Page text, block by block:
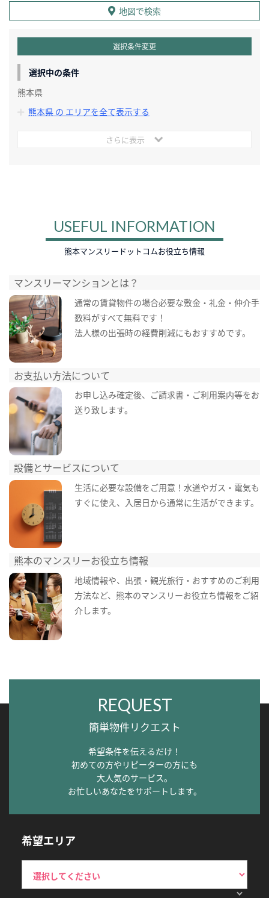
地図で検索
選択条件変更
選択中の条件
熊本県
熊本県 の エリアを全て表示する
さらに表示
USEFUL INFORMATION
熊本マンスリードットコムお役立ち情報
マンスリーマンションとは？
通常の賃貸物件の場合必要な敷金・礼金・仲介手
数料がすべて無料です！
法人様の出張時の経費削減にもおすすめです。
お支払い方法について
お申し込み確定後、ご請求書・ご利用案内等をお
送り致します。
設備とサービスについて
生活に必要な設備をご用意！水道やガス・電気も
すぐに使え、入居日から通常に生活ができます。
熊本のマンスリーお役立ち情報
地域情報や、出張・観光旅行・おすすめのご利用
方法など、熊本のマンスリーお役立ち情報をご紹
介します。
REQUEST
簡単物件リクエスト
希望条件を伝えるだけ！
初めての方やリピーターの方にも
大人気のサービス。
お忙しいあなたをサポートします。
希望エリア